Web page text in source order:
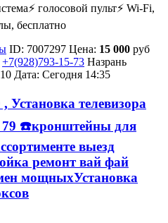
голосовой пульт⚡ Wi-Fi,
бесплатно
ID: 7007297 Цена: 15 000 руб
+7(928)793-15-73 Назрань
Дата: Сегодня 14:35
телевизора
79 ☎️кронштейны для
выезд
ремонт вай фай
мощныхУстановка